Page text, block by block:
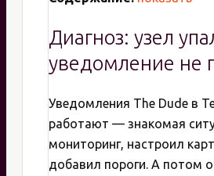
Диагноз: узел
уведомление не
Уведомления The Dude в
работают — знакомая
мониторинг, настроил
добавил пороги. А потом